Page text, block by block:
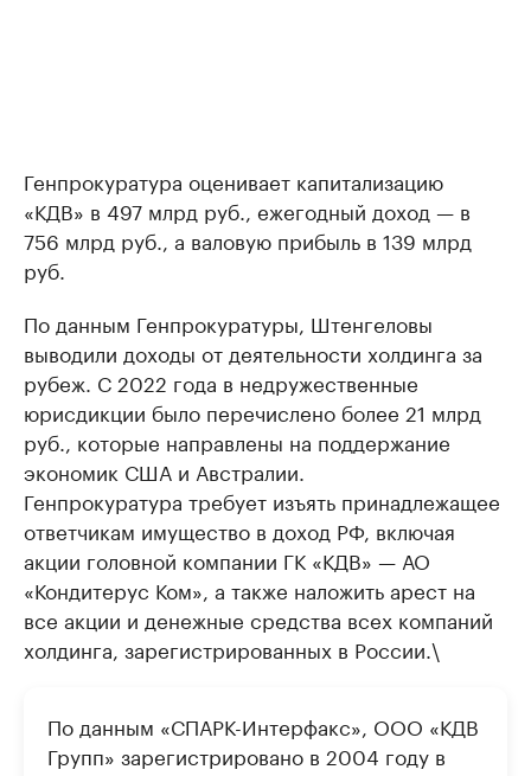
Генпрокуратура оценивает капитализацию
«КДВ» в 497 млрд руб., ежегодный доход — в
756 млрд руб., а валовую прибыль в 139 млрд
руб.
По данным Генпрокуратуры, Штенгеловы
выводили доходы от деятельности холдинга за
рубеж. С 2022 года в недружественные
юрисдикции было перечислено более 21 млрд
руб., которые направлены на поддержание
экономик США и Австралии.
Генпрокуратура требует изъять принадлежащее
ответчикам имущество в доход РФ, включая
акции головной компании ГК «КДВ» — АО
«Кондитерус Ком», а также наложить арест на
все акции и денежные средства всех компаний
холдинга, зарегистрированных в России.\
По данным «СПАРК-Интерфакс», ООО «КДВ
Групп» зарегистрировано в 2004 году в